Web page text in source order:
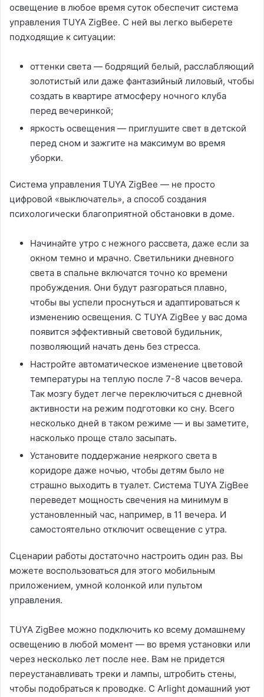
освещение в любое время суток обеспечит система
управления TUYA ZigBee. С ней вы легко выберете
подходящие к ситуации:
оттенки света — бодрящий белый, расслабляющий
золотистый или даже фантазийный лиловый, чтобы
создать в квартире атмосферу ночного клуба
перед вечеринкой;
яркость освещения — приглушите свет в детской
перед сном и зажгите на максимум во время
уборки.
Система управления TUYA ZigBee — не просто
цифровой «выключатель», а способ создания
психологически благоприятной обстановки в доме.
Начинайте утро с нежного рассвета, даже если за
окном темно и мрачно. Светильники дневного
света в спальне включатся точно ко времени
пробуждения. Они будут разгораться плавно,
чтобы вы успели проснуться и адаптироваться к
изменению освещения. С TUYA ZigBee у вас дома
появится эффективный световой будильник,
позволяющий начать день без стресса.
Настройте автоматическое изменение цветовой
температуры на теплую после 7-8 часов вечера.
Так мозгу будет легче переключиться с дневной
активности на режим подготовки ко сну. Всего
несколько дней в таком режиме — и вы заметите,
насколько проще стало засыпать.
Установите поддержание неяркого света в
коридоре даже ночью, чтобы детям было не
страшно выходить в туалет. Система TUYA ZigBee
переведет мощность свечения на минимум в
установленный час, например, в 11 вечера. И
самостоятельно отключит освещение с утра.
Сценарии работы достаточно настроить один раз. Вы
можете воспользоваться для этого мобильным
приложением, умной колонкой или пультом
управления.
TUYA ZigBee можно подключить ко всему домашнему
освещению в любой момент — во время установки или
через несколько лет после нее. Вам не придется
переустанавливать треки и лампы, штробить стены,
чтобы подобраться к проводке. С Arlight домашний уют